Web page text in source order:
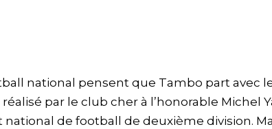
national pensent que Tambo part avec
par le club cher à l’honorable Michel
de football de deuxième division.